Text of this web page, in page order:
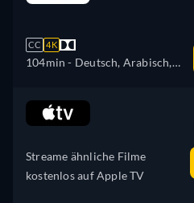
CC 4K
104min - Deutsch, Arabisch,
Spanisch, Französisch,
Ungarisch, Italienisch,
Portugiesisch, Türkisch
Streame ähnliche Filme
kostenlos auf Apple TV